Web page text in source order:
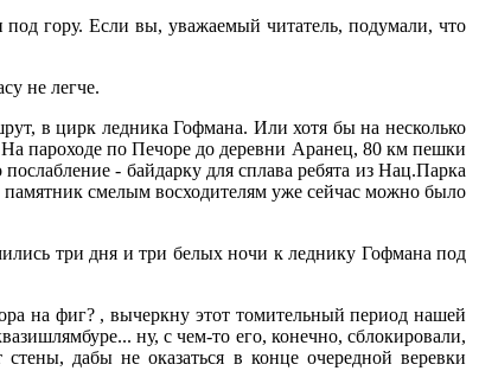
гору. Если вы, уважаемый читатель, подумали, что
не легче.
в цирк ледника Гофмана. Или хотя бы на несколько
пароходе по Печоре до деревни Аранец, 80 км пешки
- байдарку для сплава ребята из Нац.Парка
смелым восходителям уже сейчас можно было
три дня и три белых ночи к леднику Гофмана под
на фиг? , вычеркну этот томительный период нашей
ну, с чем-то его, конечно, сблокировали,
дабы не оказаться в конце очередной веревки